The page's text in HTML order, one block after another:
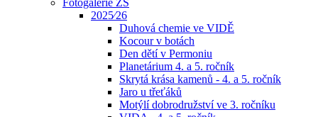
Fotogalerie ZŠ
2025⁄26
Duhová chemie ve VIDĚ
Kocour v botách
Den dětí v Permoniu
Planetárium 4. a 5. ročník
Skrytá krása kamenů - 4. a 5. ročník
Jaro u třeťáků
Motýlí dobrodružství ve 3. ročníku